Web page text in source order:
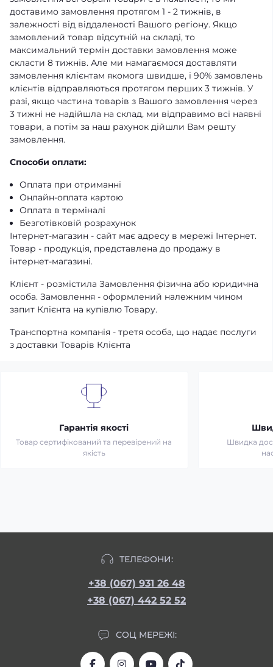
доставимо замовлення протягом 1 - 2 тижнів, в
залежності від віддаленості Вашого регіону. Якщо
замовлений товар відсутній на складі, то
максимальний термін доставки замовлення може
скласти 8 тижнів. Але ми намагаємося доставляти
замовлення клієнтам якомога швидше, і 90% замовлень
клієнтів відправляються протягом перших 3 тижнів. У
разі, якщо частина товарів з Вашого замовлення через
3 тижні не надійшла на склад, ми відправимо всі наявні
товари, а потім за наш рахунок дійшли Вам решту
замовлення.
Способи оплати:
Оплата при отриманні
Онлайн-оплата картою
Оплата в терміналі
Безготівковій розрахунок
Інтернет-магазин - сайт має адресу в мережі Інтернет.
Товар - продукція, представлена ​​до продажу в
інтернет-магазині.
Клієнт - розмістила Замовлення фізична або юридична
особа. Замовлення - оформлений належним чином
запит Клієнта на купівлю Товару.
Транспортна компанія - третя особа, що надає послуги
з доставки Товарів Клієнта
Гарантія якості
Товар сертифікований та перевірений на
якість
Швидка
ТЕЛЕФОНИ:
+38 (067) 931 26 48
+38 (067) 442 52 52
СОЦ МЕРЕЖІ: